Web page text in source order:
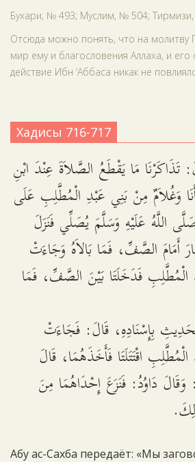
Бухари, № 493; Муслим, № 504;
Отсюда можно понять, что на молитву
мир ему и благословения Аллаха, и его
действие Ибн ‘Аббаса никак не
Хадисы 716-717
تَذَاكَرْنَا مَا يَقْطَعُ الصَّلاَةَ عِنْدَ ابْنِ
وَغُلاَمٌ مِنْ بَنِي عَبْدِ الْمُطَّلِبِ عَلَى
اللَّهُ عَلَيْهِ وَسَلَّمَ يُصَلِّي فَنَزَلَ
أَمَامَ الصَّفِّ، فَمَا بَالاَهُ وَجَاءَتْ
الْمُطَّلِبِ فَدَخَلَتَا بَيْنَ الصَّفِّ، فَمَا
بِإِسْنَادِهِ، قَالَ: فَجَاءَتْ
اقْتَتَلَتَا فَأَخَذَهُمَا، قَالَ
وَقَالَ دَاوُدُ: فَنَزَعَ إِحْدَاهُمَا مِنَ
Абу ас-Сахба передаёт: «Мы